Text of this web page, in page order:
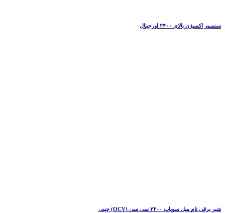
سنسور اکسیژن بالای ۲۴۰۰ اورجینال
شیر برقی تام میل سوپاپ ۲۴۰۰ سی سی (OCV) چینی